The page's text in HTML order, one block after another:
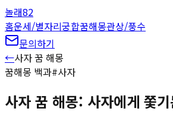
놀래82
홈운세/별자리궁합꿈해몽관상/풍수
문의하기
←사자꿈 해몽
꿈해몽 백과#사자
사자 꿈 해몽: 사자에게 쫓